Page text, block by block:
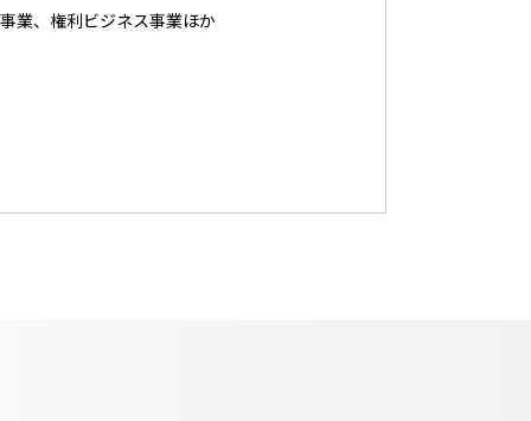
業、権利ビジネス事業ほか